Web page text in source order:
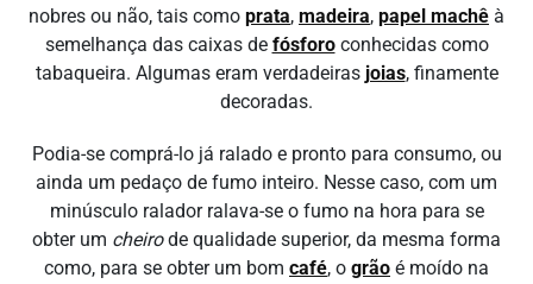
nobres ou não, tais como prata, madeira, papel machê à
semelhança das caixas de fósforoconhecidas como
tabaqueira. Algumas eram verdadeiras joias, finamente
decoradas.
Podia-se comprá-lo já ralado e pronto para consumo, ou
ainda um pedaço de fumo inteiro. Nesse caso, com um
minúsculo ralador ralava-se o fumo na hora para se
obter um cheirode qualidade superior, da mesma forma
como, para se obter um bom café, o grão é moído na